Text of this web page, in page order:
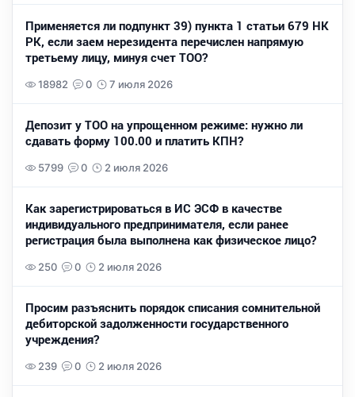
Применяется ли подпункт 39) пункта 1 статьи 679 НК
РК, если заем нерезидента перечислен напрямую
третьему лицу, минуя счет ТОО?
18982 0 7 июля 2026
Депозит у ТОО на упрощенном режиме: нужно ли
сдавать форму 100.00 и платить КПН?
5799 0 2 июля 2026
Как зарегистрироваться в ИС ЭСФ в качестве
индивидуального предпринимателя, если ранее
регистрация была выполнена как физическое лицо?
250 0 2 июля 2026
Просим разъяснить порядок списания сомнительной
дебиторской задолженности государственного
учреждения?
239 0 2 июля 2026